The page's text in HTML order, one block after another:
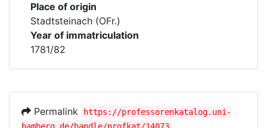
Place of origin
Stadtsteinach (OFr.)
Year of immatriculation
1781/82
Permalink
https://professorenkatalog.uni-